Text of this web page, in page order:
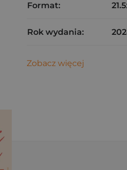
Format:
Rok wydania:
Zobacz więcej